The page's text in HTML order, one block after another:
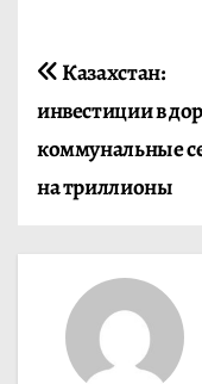
Н
а
в
Казахстан:
инвестиции в
коммунальные
на триллионы